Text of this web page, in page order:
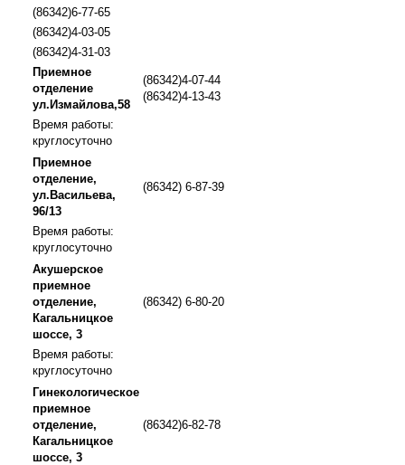
(86342)6-77-65
(86342)4-03-05
(86342)4-31-03
Приемное
отделение
ул.Измайлова,58
(86342)4-07-44
(86342)4-13-43
Время работы:
круглосуточно
Приемное
отделение,
ул.Васильева,
96/13
(86342) 6-87-39
Время работы:
круглосуточно
Акушерское
приемное
отделение,
Кагальницкое
шоссе, 3
(86342) 6-80-20
Время работы:
круглосуточно
Гинекологическое
приемное
отделение,
Кагальницкое
шоссе, 3
(86342)6-82-78